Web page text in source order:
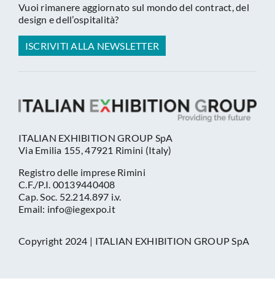
Vuoi rimanere aggiornato sul mondo del contract, del
design e dell’ospitalità?
ISCRIVITI ALLA NEWSLETTER
ITALIAN EXHIBITION GROUP SpA
Via Emilia 155, 47921 Rimini (Italy)
Registro delle imprese Rimini
C.F./P.I. 00139440408
Cap. Soc. 52.214.897 i.v.
Email: info@iegexpo.it
Copyright 2024 | ITALIAN EXHIBITION GROUP SpA